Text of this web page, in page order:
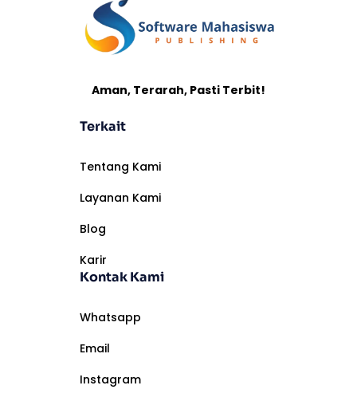
Aman, Terarah, Pasti Terbit!
Terkait
Tentang Kami
Layanan Kami
Blog
Karir
Kontak Kami
Whatsapp
Email
Instagram